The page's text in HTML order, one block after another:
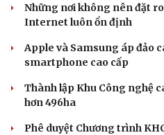
Những nơi không nên đặt
Internet luôn ổn định
Apple và Samsung áp đảo
smartphone cao cấp
Thành lập Khu Công nghệ
hơn 496ha
Phê duyệt Chương trình